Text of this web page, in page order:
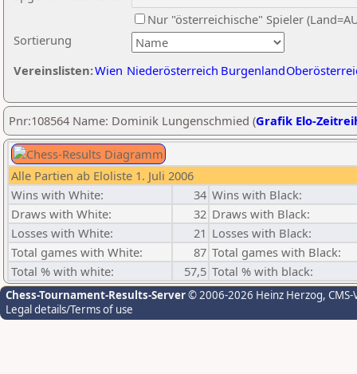
Sortierung
Nur "österreichische" Spieler
Vereinslisten:Wien Niederösterreich Burgenland
Pnr:108564 Name: Dominik Lungenschmied (Grafik Elo-
Alle Partien ab Eloliste 1. Juli 2006
Wins with White:
34 Wins with Black:
Draws with White:
32 Draws with Black:
Losses with White:
21 Losses with Black:
Total games with White:
87 Total games with Black:
Total % with white:
57,5 Total % with black:
Chess-Tournament-Results-Server© 2006-2026 Heinz Herzog,
Legal details/Terms of use